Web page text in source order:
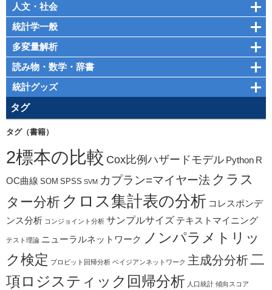
人文・社会
統計学一般
多変量解析
読み物・数学・辞書
統計グッズ
タグ
タグ（書籍）
2標本の比較 Cox比例ハザードモデル Python R
OC曲線 SOM SPSS SVM カプラン=マイヤー法 クラス
ター分析 クロス集計表の分析 コレスポンデ
ンス分析 コンジョイント分析 サンプルサイズ テキストマイニング
テスト理論 ニューラルネットワーク
ノンパラメトリッ
ク検定 プロビット回帰分析 ベイジアンネットワーク 主成分分析二
項ロジスティック回帰分析 人口統計 傾向スコア